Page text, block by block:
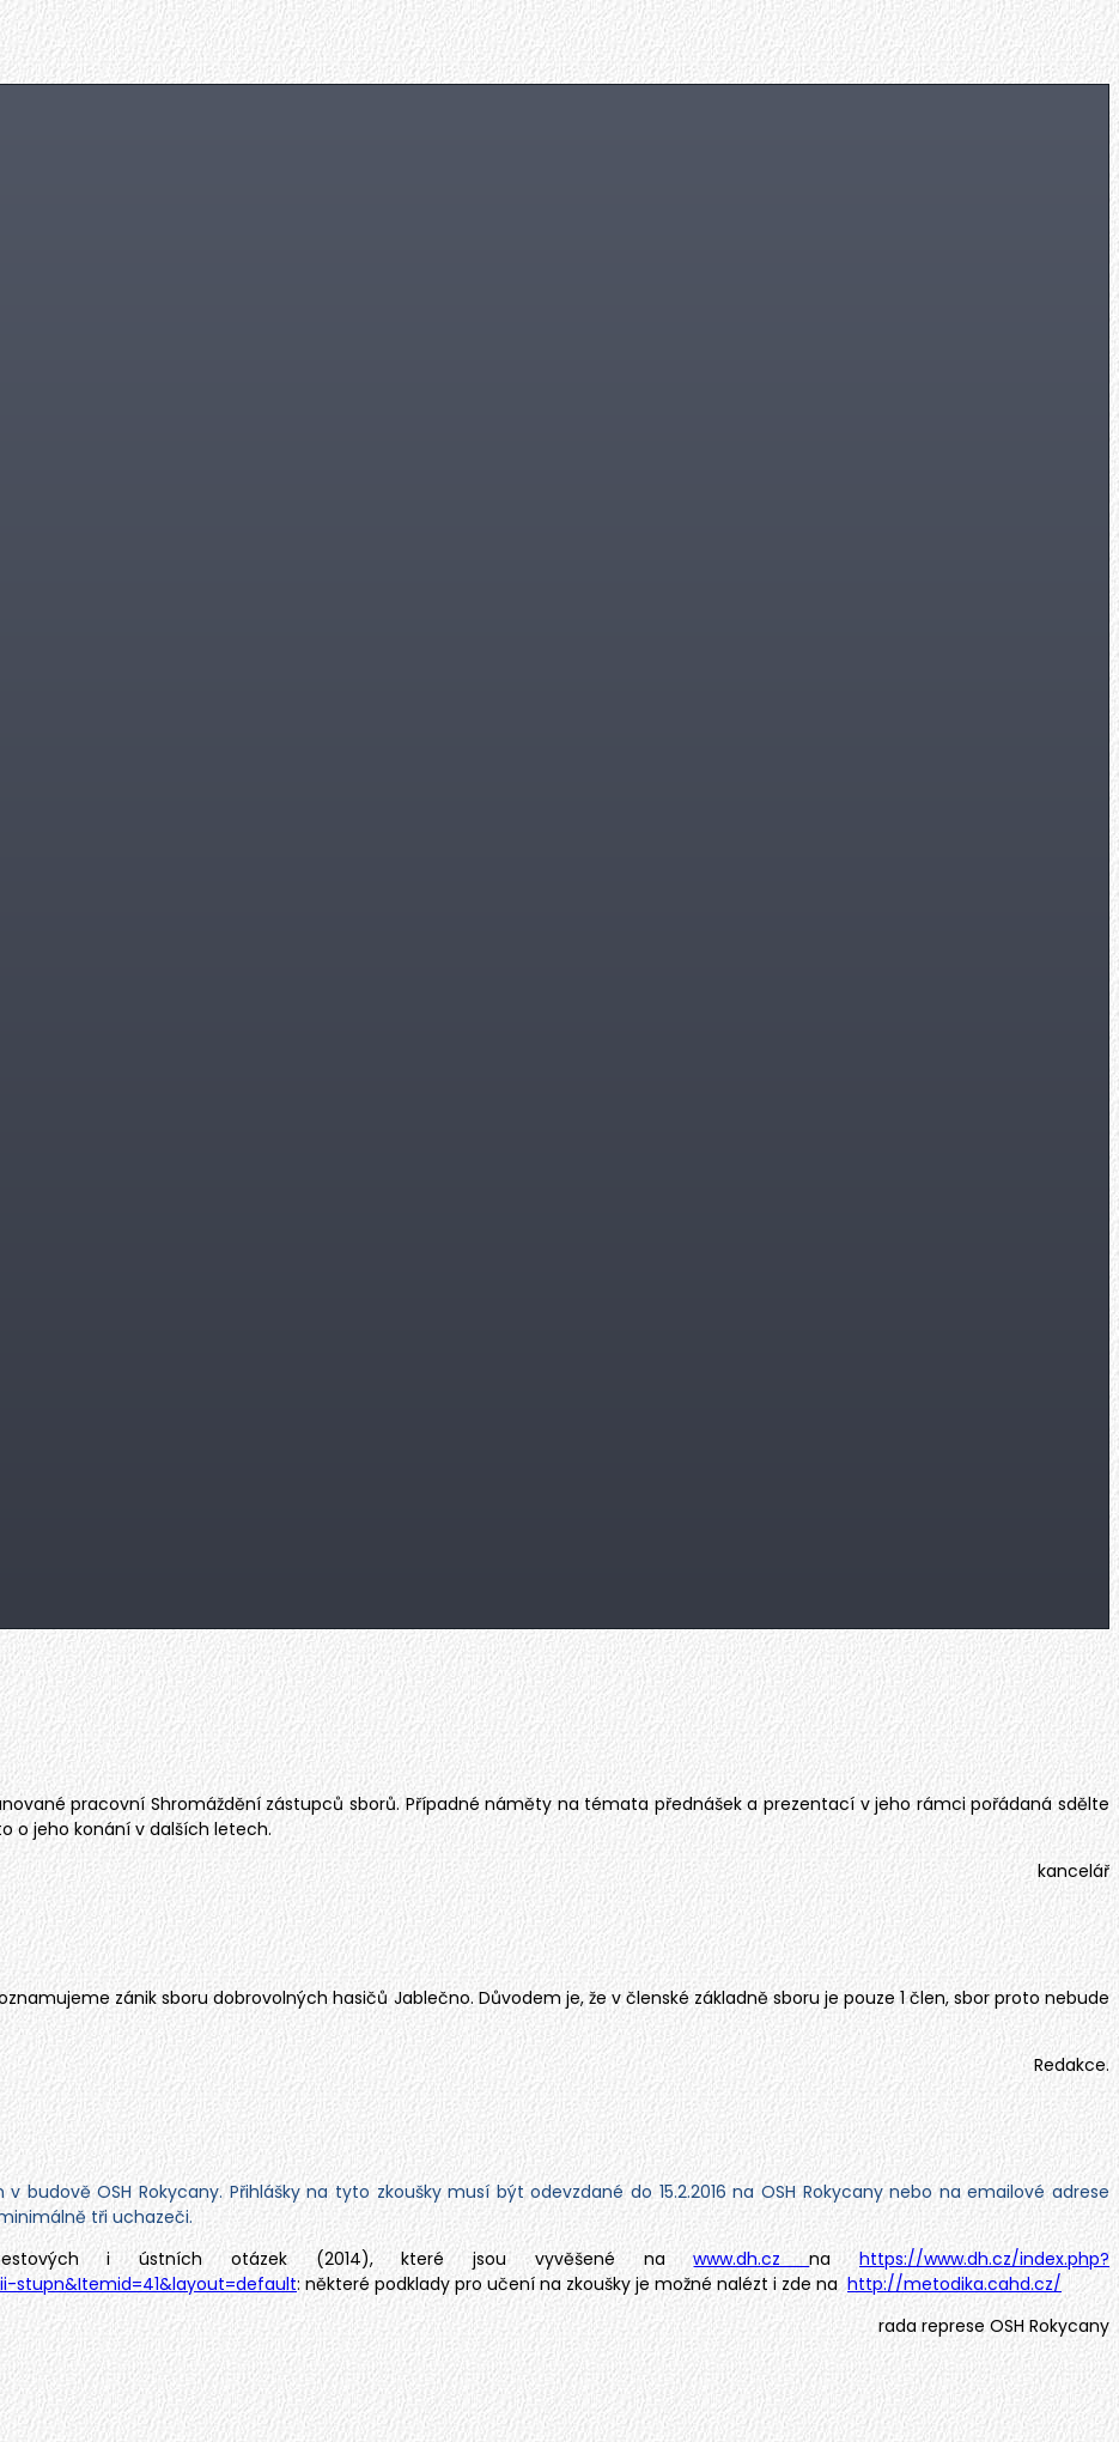
pracovní Shromáždění zástupců sborů. Případné náměty na témata přednášek a prezentací v jeho rámci pořádaná sdělte
o jeho konání v dalších letech.
kancelář
zánik sboru dobrovolných hasičů Jablečno. Důvodem je, že v členské základně sboru je pouze 1 člen, sbor proto nebude
Redakce.
budově OSH Rokycany. Přihlášky na tyto zkoušky musí být odevzdané do 15.2.2016 na OSH Rokycany nebo na emailové adrese
tři uchazeči.
i ústních otázek (2014), které jsou vyvěšené nawww.dh.cznahttps://www.dh.cz/index.php?
stupn&Itemid=41&layout=default: některé podklady pro učení na zkoušky je možné nalézt i zde nahttp://metodika.cahd.cz/
rada represe OSH Rokycany